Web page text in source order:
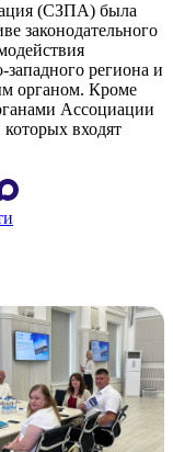
(СЗПА) была
законодательного
западного региона и
органом. Кроме
Ассоциации
входят